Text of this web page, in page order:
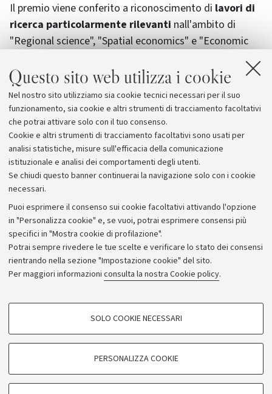
Questo sito web utilizza i cookie
Nel nostro sito utilizziamo sia cookie tecnici necessari per il suo
funzionamento, sia cookie e altri strumenti di tracciamento facoltativi
che potrai attivare solo con il tuo consenso.
Cookie e altri strumenti di tracciamento facoltativi sono usati per
analisi statistiche, misure sull'efficacia della comunicazione
istituzionale e analisi dei comportamenti degli utenti.
Se chiudi questo banner continuerai la navigazione solo con i cookie
necessari.
Puoi esprimere il consenso sui cookie facoltativi attivando l'opzione
in "Personalizza cookie" e, se vuoi, potrai esprimere consensi più
specifici in "Mostra cookie di profilazione".
Potrai sempre rivedere le tue scelte e verificare lo stato dei consensi
rientrando nella sezione "Impostazione cookie" del sito.
Per maggiori informazioni consulta la nostra Cookie policy.
COOKIE DI PROFILAZIONE - FACOLTATIVI
SOLO COOKIE NECESSARI
PERSONALIZZA COOKIE
Il premio viene conferito a riconoscimento di lavori di
ricerca particolarmente rilevanti nall'ambito di
"Regional science", "Spatial economics" e "Economic
Aura Reggiani è laprima docente italianaeprima
donna in Europaad aggiudicarsi il prestigioso
riconoscimento.
Archivio
Comunicati stampa
Redazione
Rassegna stampa
© Copyright 2026 - ALMA MATER STUDIORUM - Università di
Bologna - Via Zamboni, 33 - 40126 Bologna - PI: 01131710376 -